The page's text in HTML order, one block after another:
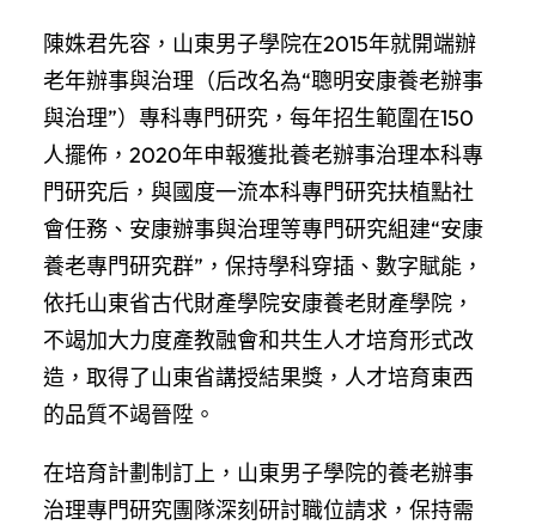
陳姝君先容，山東男子學院在2015年就開端辦
老年辦事與治理（后改名為“聰明安康養老辦事
與治理”）專科專門研究，每年招生範圍在150
人擺佈，2020年申報獲批養老辦事治理本科專
門研究后，與國度一流本科專門研究扶植點社
會任務、安康辦事與治理等專門研究組建“安康
養老專門研究群”，保持學科穿插、數字賦能，
依托山東省古代財產學院安康養老財產學院，
不竭加大力度產教融會和共生人才培育形式改
造，取得了山東省講授結果獎，人才培育東西
的品質不竭晉陞。
在培育計劃制訂上，山東男子學院的養老辦事
治理專門研究團隊深刻研討職位請求，保持需